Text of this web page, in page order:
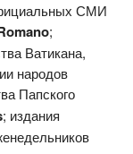
СМИ
;
Ватикана,
народов
Папского
; издания